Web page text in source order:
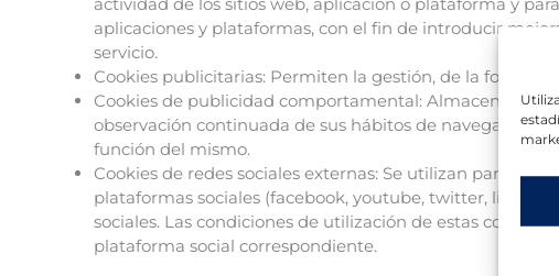
aplicaciones y plataformas, con el fin de introducir
servicio.
Cookies publicitarias: Permiten la gestión, de la forma
Cookies de publicidad comportamental: Almacenan
observación continuada de sus hábitos de navegación,
función del mismo.
Cookies de redes sociales externas: Se utilizan para
plataformas sociales (facebook, youtube, twitter,
sociales. Las condiciones de utilización de estas
plataforma social correspondiente.